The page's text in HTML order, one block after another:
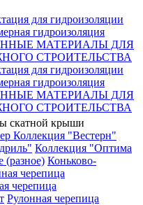
для гидроизоляции
гидроизоляция
МАТЕРИАЛЫ ДЛЯ
СТРОИТЕЛЬСТВА
для гидроизоляции
гидроизоляция
МАТЕРИАЛЫ ДЛЯ
СТРОИТЕЛЬСТВА
скатной крыши
Коллекция "Вестерн"
Коллекция "Оптима
(разное) Коньково-
черепица
черепица
Рулонная черепица